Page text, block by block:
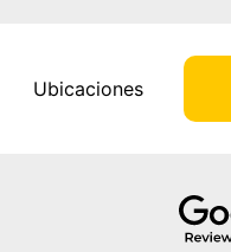
Ubicaciones